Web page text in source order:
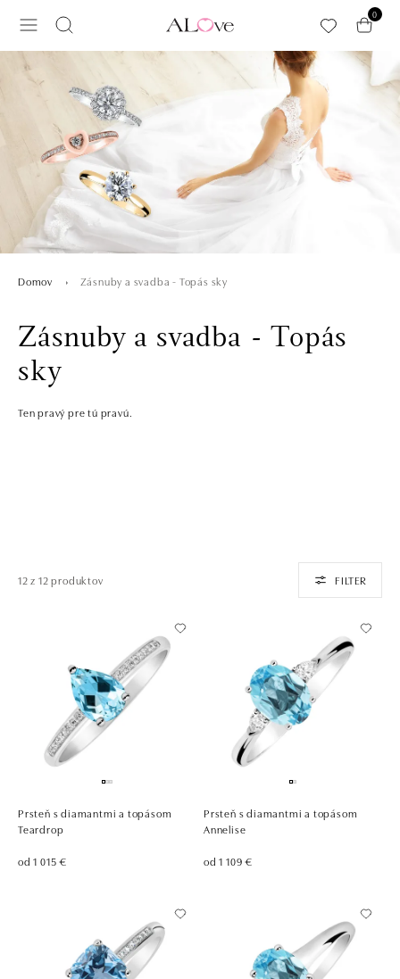
0
Domov Zásnuby a svadba - Topás sky
Zásnuby a svadba - Topás
sky
Ten pravý pre tú pravú.
12 z 12 produktov FILTER
Prsteň s diamantmi a topásom
Teardrop
od 1 015 €
Prsteň s diamantmi a topásom
Annelise
od 1 109 €